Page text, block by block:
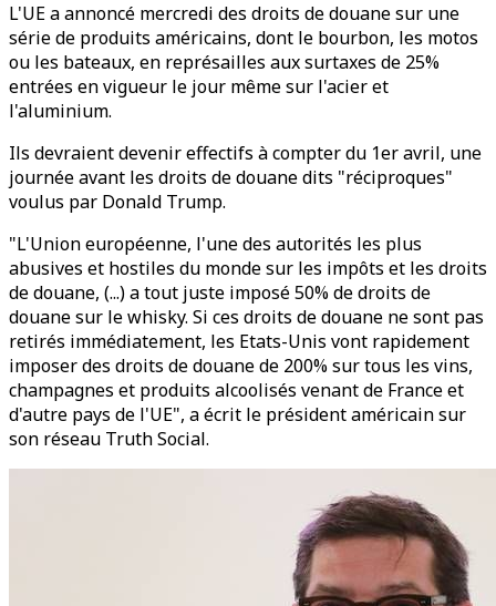
L'UE a annoncé mercredi des droits de douane sur une
série de produits américains, dont le bourbon, les motos
ou les bateaux, en représailles aux surtaxes de 25%
entrées en vigueur le jour même sur l'acier et
l'aluminium.
Ils devraient devenir effectifs à compter du 1er avril, une
journée avant les droits de douane dits "réciproques"
voulus par Donald Trump.
"L'Union européenne, l'une des autorités les plus
abusives et hostiles du monde sur les impôts et les droits
de douane, (...) a tout juste imposé 50% de droits de
douane sur le whisky. Si ces droits de douane ne sont pas
retirés immédiatement, les Etats-Unis vont rapidement
imposer des droits de douane de 200% sur tous les vins,
champagnes et produits alcoolisés venant de France et
d'autre pays de l'UE", a écrit le président américain sur
son réseau Truth Social.